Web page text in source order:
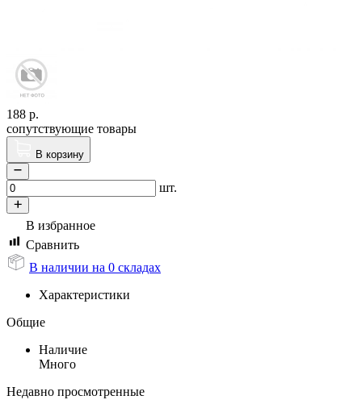
188 р.
сопутствующие товары
В корзину
шт.
В избранное
Сравнить
В наличии на 0 складах
Характеристики
Общие
Наличие
Много
Недавно просмотренные